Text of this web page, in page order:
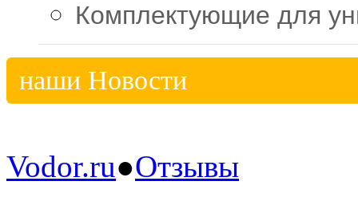
Комплектующие для
наши Новости
Vodor.ru●Отзывы